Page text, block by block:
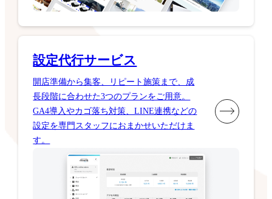
設定代行サービス
開店準備から集客、リピート施策まで、成
長段階に合わせた3つのプランをご用意。
GA4導入やカゴ落ち対策、LINE連携などの
設定を専門スタッフにおまかせいただけま
す。